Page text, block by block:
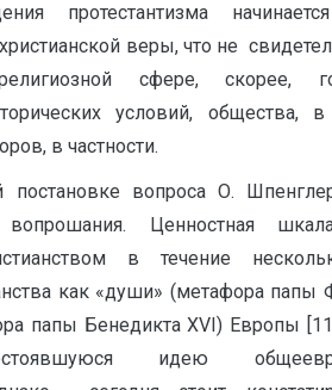
протестантизма
веры, что не
сфере, скорее,
условий, общества,
в частности.
постановке вопроса О.
вопрошания. Ценностная
в течение
как «души» (метафора папы
папы Бенедикта XVI) Европы
идею